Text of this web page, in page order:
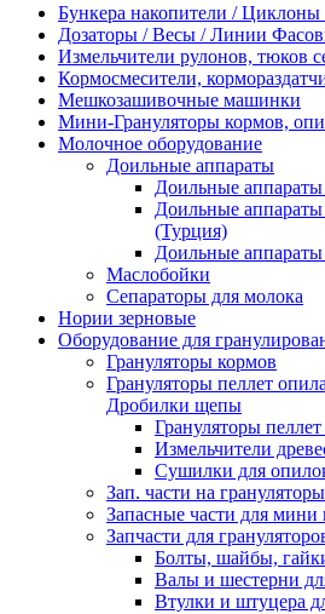
Бункера накопители /
Дозаторы / Весы / Линии
Измельчители рулонов, тюков
Кормосмесители,
Мешкозашивочные машинки
Мини-Грануляторы кормов,
Молочное оборудование
Доильные аппараты
Доильные
Доильные
(Турция)
Доильные
Маслобойки
Сепараторы для молока
Нории зерновые
Оборудование для
Грануляторы кормов
Грануляторы пеллет
Дробилки щепы
Грануляторы
Измельчители
Сушилки для
Зап. части на
Запасные части для мини
Запчасти для
Болты, шайбы,
Валы и шестерни
Втулки и штуцера